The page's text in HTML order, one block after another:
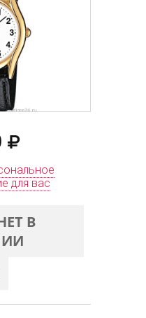
для вас
В